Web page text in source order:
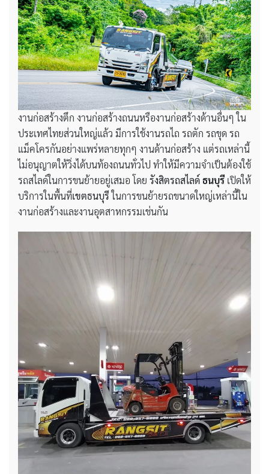
งานก่อสร้างตึก งานก่อสร้างถนนหรืองานก่อสร้างด้านอื่นๆ ใน
ประเทศไทยส่วนใหญ่แล้ว มีการใช้งานรถไถ รถตัก รถขุด รถ
แม็คโครกันอย่างแพร่หลายทุกๆ งานด้านก่อสร้าง แต่รถเหล่านี้
ไม่อนุญาตให้วิ่งได้บนท้องถนนทั่วไป ทำให้มีความจำเป็นต้องใช้
รถสไลด์ในการขนย้ายอยู่เสมอ โดย รังสิตรถสไลด์ธนบุรี เปิดให้
บริการในพื้นที่เขตธนบุรีในการขนย้ายรถขนาดใหญ่เหล่านี้ใน
งานก่อสร้างและงานอุตสาหกรรมเช่นกัน